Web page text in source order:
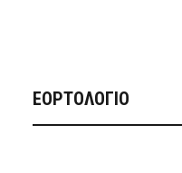
ΕΟΡΤΟΛΟΓΙΟ